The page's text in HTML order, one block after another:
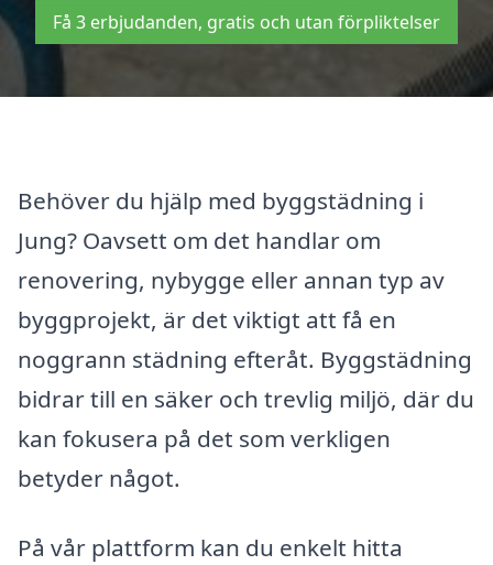
Få 3 erbjudanden, gratis och utan förpliktelser
Behöver du hjälp med byggstädning i
Jung? Oavsett om det handlar om
renovering, nybygge eller annan typ av
byggprojekt, är det viktigt att få en
noggrann städning efteråt. Byggstädning
bidrar till en säker och trevlig miljö, där du
kan fokusera på det som verkligen
betyder något.
På vår plattform kan du enkelt hitta